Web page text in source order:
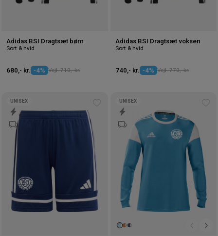
Adidas BSI Dragtsæt børn
Sort & hvid
680,- kr. -4% Vejl. 710,- kr.
Adidas BSI Dragtsæt voksen
Sort & hvid
740,- kr. -4% Vejl. 770,- kr.
ønskeliste
UNISEX UNISEX